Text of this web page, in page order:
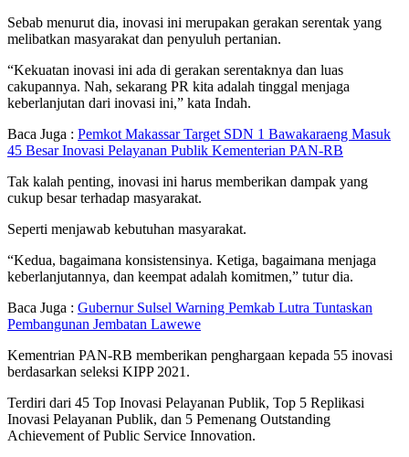
Sebab menurut dia, inovasi ini merupakan gerakan serentak yang
melibatkan masyarakat dan penyuluh pertanian.
“Kekuatan inovasi ini ada di gerakan serentaknya dan luas
cakupannya. Nah, sekarang PR kita adalah tinggal menjaga
keberlanjutan dari inovasi ini,” kata Indah.
Baca Juga : Pemkot Makassar Target SDN 1 Bawakaraeng Masuk
45 Besar Inovasi Pelayanan Publik Kementerian PAN-RB
Tak kalah penting, inovasi ini harus memberikan dampak yang
cukup besar terhadap masyarakat.
Seperti menjawab kebutuhan masyarakat.
“Kedua, bagaimana konsistensinya. Ketiga, bagaimana menjaga
keberlanjutannya, dan keempat adalah komitmen,” tutur dia.
Baca Juga : Gubernur Sulsel Warning Pemkab Lutra Tuntaskan
Pembangunan Jembatan Lawewe
Kementrian PAN-RB memberikan penghargaan kepada 55 inovasi
berdasarkan seleksi KIPP 2021.
Terdiri dari 45 Top Inovasi Pelayanan Publik, Top 5 Replikasi
Inovasi Pelayanan Publik, dan 5 Pemenang Outstanding
Achievement of Public Service Innovation.